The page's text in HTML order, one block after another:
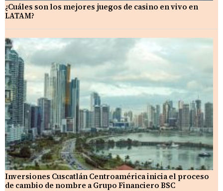
¿Cuáles son los mejores juegos de casino en vivo en
LATAM?
Inversiones Cuscatlán Centroamérica inicia el proceso
de cambio de nombre a Grupo Financiero BSC